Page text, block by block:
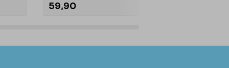
59,90